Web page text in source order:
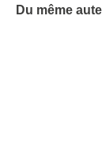
Du même